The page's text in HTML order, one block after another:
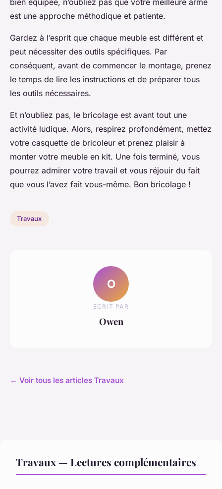
est une approche méthodique et patiente.
Gardez à l’esprit que chaque meuble est différent et
peut nécessiter des outils spécifiques. Par
conséquent, avant de commencer le montage, prenez
le temps de lire les instructions et de préparer tous
les outils nécessaires.
Et n’oubliez pas, le bricolage est avant tout une
activité ludique. Alors, respirez profondément, mettez
votre casquette de bricoleur et prenez plaisir à
monter votre meuble en kit. Une fois terminé, vous
pourrez admirer votre travail et vous réjouir du fait
que vous l’avez fait vous-même. Bon bricolage !
Travaux
O
ECRIT PAR
Owen
← Voir tous les articles Travaux
Travaux — Lectures complémentaires